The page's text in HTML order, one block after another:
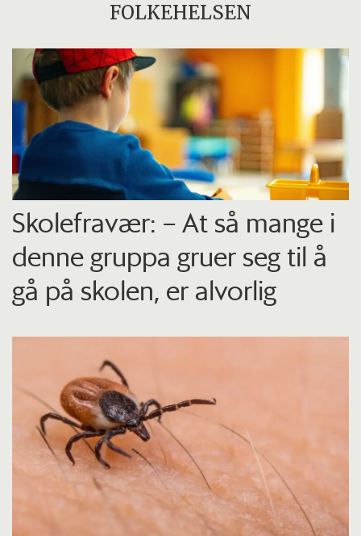
FOLKEHELSEN
Skolefravær: – At så mange i
denne gruppa gruer seg til å
gå på skolen, er alvorlig